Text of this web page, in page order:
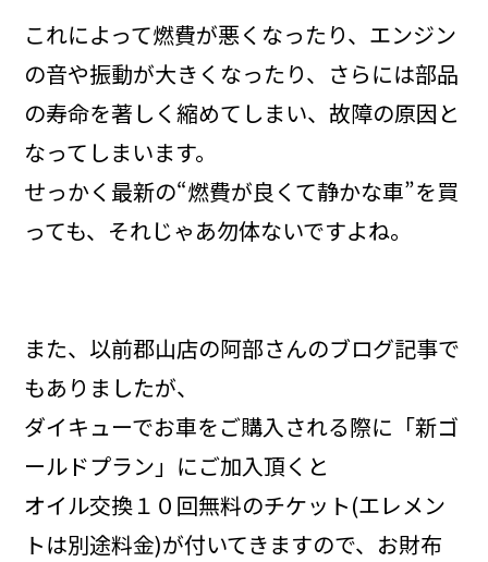
これによって燃費が悪くなったり、エンジン
の音や振動が大きくなったり、さらには部品
の寿命を著しく縮めてしまい、故障の原因と
なってしまいます。
せっかく最新の“燃費が良くて静かな車”を買
っても、それじゃあ勿体ないですよね。
また、以前郡山店の阿部さんのブログ記事で
もありましたが、
ダイキューでお車をご購入される際に「新ゴ
ールドプラン」にご加入頂くと
オイル交換１０回無料のチケット(エレメン
トは別途料金)が付いてきますので、お財布